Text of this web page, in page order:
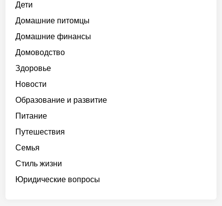
Дети
Домашние питомцы
Домашние финансы
Домоводство
Здоровье
Новости
Образование и развитие
Питание
Путешествия
Семья
Стиль жизни
Юридические вопросы